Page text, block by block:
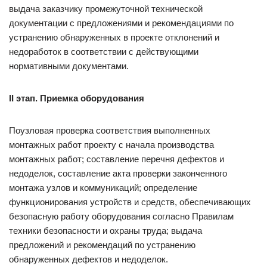
выдача заказчику промежуточной технической
документации с предложениями и рекомендациями по
устранению обнаруженных в проекте отклонений и
недоработок в соответствии с действующими
нормативными документами.
II этап. Приемка оборудования
Поузловая проверка соответствия выполненных
монтажных работ проекту с начала производства
монтажных работ; составление перечня дефектов и
недоделок, составление акта проверки законченного
монтажа узлов и коммуникаций; определение
функционирования устройств и средств, обеспечивающих
безопасную работу оборудования согласно Правилам
техники безопасности и охраны труда; выдача
предложений и рекомендаций по устранению
обнаруженных дефектов и недоделок.